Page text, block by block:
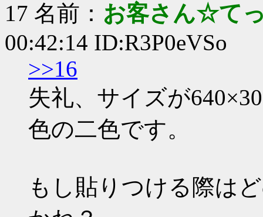
17 名前： お客さん☆て
00:42:14 ID:R3P0eVSo
>>16
失礼、サイズが
色の二色です。
もし貼りつける際は